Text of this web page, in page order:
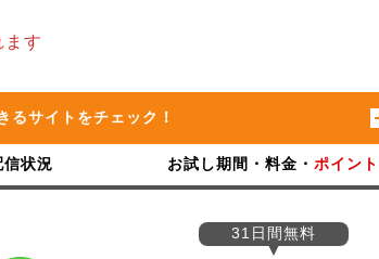
す
るサイトをチェック！
信状況 お試し期間・料金・ ポイント
31日間無料